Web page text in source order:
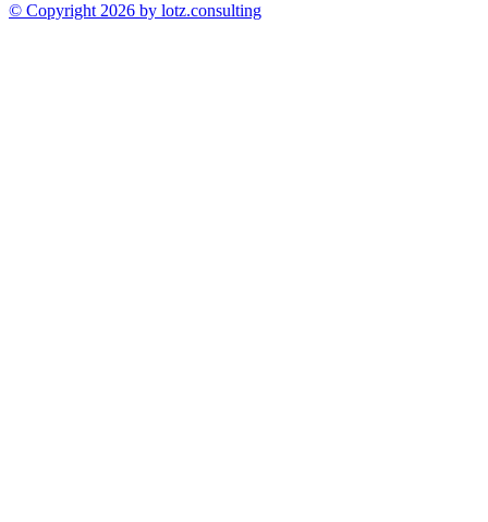
© Copyright 2026 by lotz.consulting